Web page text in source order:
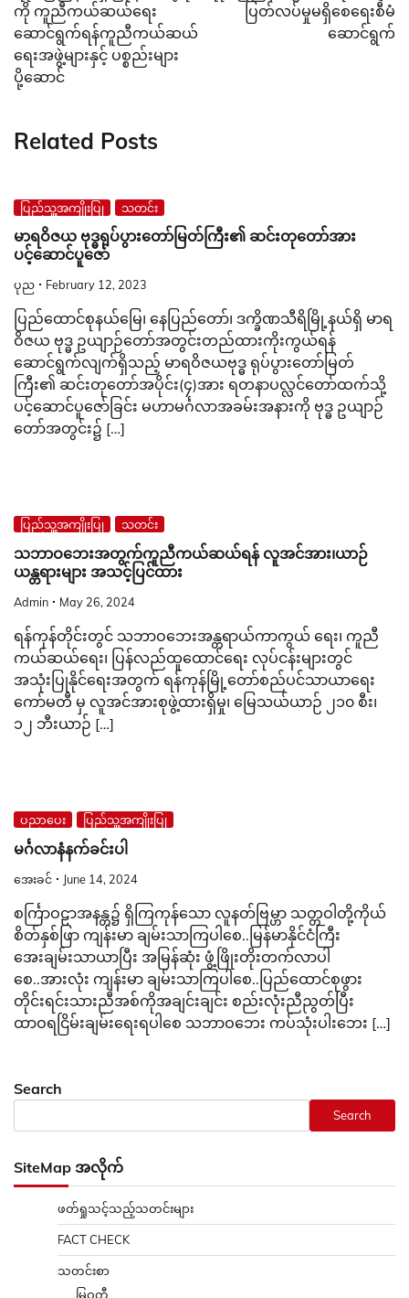
ကို ကူညီကယ်ဆယ်ရေး
ဆောင်ရွက်ရန်ကူညီကယ်ဆယ်
ရေးအဖွဲ့များနှင့် ပစ္စည်းများ
ပို့ဆောင်
ပြတ်လပ်မှုမရှိစေရေးစီမံ
ဆောင်ရွက်
Related Posts
ပြည်သူ့အကျိုးပြု သတင်း
မာရဝိဇယ ဗုဒ္ဓရုပ်ပွားတော်မြတ်ကြီး၏ ဆင်းတုတော်အား
ပင့်ဆောင်ပူဇော်
ပုည February 12, 2023
ပြည်ထောင်စုနယ်မြေ၊ နေပြည်တော်၊ ဒက္ခိဏသီရိမြို့နယ်ရှိ မာရ
ဝိဇယ ဗုဒ္ဓ ဥယျာဉ်တော်အတွင်းတည်ထားကိုးကွယ်ရန်
ဆောင်ရွက်လျက်ရှိသည့် မာရဝိဇယဗုဒ္ဓ ရုပ်ပွားတော်မြတ်
ကြီး၏ ဆင်းတုတော်အပိုင်း(၄)အား ရတနာပလ္လင်တော်ထက်သို့
ပင့်ဆောင်ပူဇော်ခြင်း မဟာမင်္ဂလာအခမ်းအနားကို ဗုဒ္ဓ ဥယျာဉ်
တော်အတွင်း၌ […]
ပြည်သူ့အကျိုးပြု သတင်း
သဘာဝဘေးအတွက်ကူညီကယ်ဆယ်ရန် လူအင်အား၊ယာဉ်
ယန္တရားများ အသင့်ပြင်ထား
Admin May 26, 2024
ရန်ကုန်တိုင်းတွင် သဘာဝဘေးအန္တရာယ်ကာကွယ် ရေး၊ ကူညီ
ကယ်ဆယ်ရေး၊ ပြန်လည်‌ထူထောင်ရေး လုပ်ငန်းများတွင်
အသုံးပြုနိုင်ရေးအတွက် ရန်ကုန်မြို့တော်စည်ပင်သာယာရေး
ကော်မတီ မှ လူအင်အားစုဖွဲ့ထားရှိမှု၊ မြေသယ်ယာဉ် ၂၁၀ စီး၊
၁၂ ဘီးယာဉ် […]
ပညာပေး ပြည်သူ့အကျိုးပြု
မင်္ဂလာနံနက်ခင်းပါ
အေးခင် June 14, 2024
စင်္ကြာဝဠာအနန္တ၌ ရှိကြကုန်သော လူနတ်ဗြမ္ဟာ သတ္တဝါတို့ကိုယ်
စိတ်နှစ်ဖြာ ကျန်းမာ ချမ်းသာကြပါစေ..မြန်မာနိုင်ငံကြီး
အေးချမ်းသာယာပြီး အမြန်ဆုံး ဖွံ့ဖြိုးတိုးတက်လာပါ
စေ..အားလုံး ကျန်းမာ ချမ်းသာကြပါစေ..ပြည်ထောင်စုဖွား
တိုင်းရင်းသားညီအစ်ကိုအချင်းချင်း စည်းလုံးညီညွတ်ပြီး
ထာဝရငြိမ်းချမ်းရေးရပါစေ သဘာဝဘေး ကပ်သုံးပါးဘေး […]
Search
Search
SiteMap အလိုက်
ဖတ်ရှုသင့်သည့်သတင်းများ
FACT CHECK
သတင်းစာ
မြဝတီ